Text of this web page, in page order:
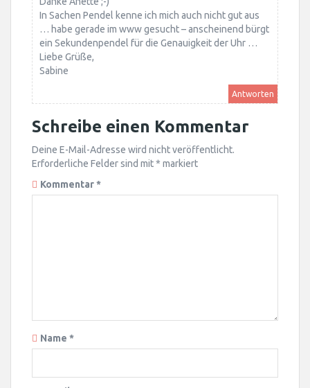
In Sachen Pendel kenne ich mich auch nicht gut aus
… habe gerade im www gesucht – anscheinend bürgt
ein Sekundenpendel für die Genauigkeit der Uhr …
Liebe Grüße,
Sabine
Antworten
Schreibe einen Kommentar
Deine E-Mail-Adresse wird nicht veröffentlicht.
Erforderliche Felder sind mit* markiert
Kommentar*
Name *